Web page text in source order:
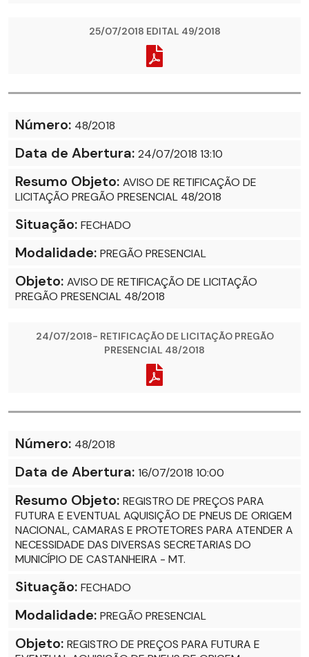
25/07/2018 EDITAL 49/2018
Número: 48/2018
Data de Abertura: 24/07/2018 13:10
Resumo Objeto: AVISO DE RETIFICAÇÃO DE
LICITAÇÃO PREGÃO PRESENCIAL 48/2018
Situação: FECHADO
Modalidade: PREGÃO PRESENCIAL
Objeto: AVISO DE RETIFICAÇÃO DE LICITAÇÃO
PREGÃO PRESENCIAL 48/2018
24/07/2018- RETIFICAÇÃO DE LICITAÇÃO PREGÃO
PRESENCIAL 48/2018
Número: 48/2018
Data de Abertura: 16/07/2018 10:00
Resumo Objeto: REGISTRO DE PREÇOS PARA
FUTURA E EVENTUAL AQUISIÇÃO DE PNEUS DE ORIGEM
NACIONAL, CAMARAS E PROTETORES PARA ATENDER A
NECESSIDADE DAS DIVERSAS SECRETARIAS DO
MUNICÍPIO DE CASTANHEIRA - MT.
Situação: FECHADO
Modalidade: PREGÃO PRESENCIAL
Objeto: REGISTRO DE PREÇOS PARA FUTURA E